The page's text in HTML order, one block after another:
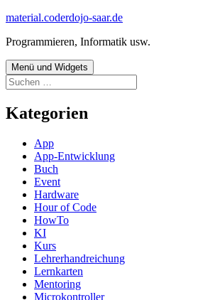
Zum
springen
material.coderdojo-saar.de
Programmieren, Informatik usw.
Menü und Widgets
Suchen
nach:
Kategorien
App
App-Entwicklung
Buch
Event
Hardware
Hour of Code
HowTo
KI
Kurs
Lehrerhandreichung
Lernkarten
Mentoring
Microkontroller